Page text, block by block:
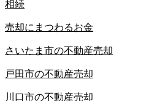
相続
売却にまつわるお金
さいたま市の不動産売却
戸田市の不動産売却
川口市の不動産売却